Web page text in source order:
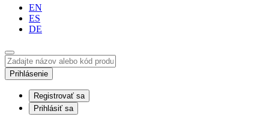
EN
ES
DE
Prihlásenie
Registrovať sa
Prihlásiť sa